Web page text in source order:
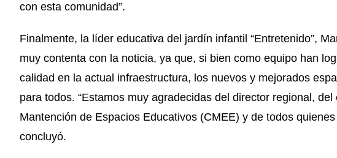
con esta comunidad”.
Finalmente, la líder educativa del jardín infantil “Entretenido”,
muy contenta con la noticia, ya que, si bien como equipo han
calidad en la actual infraestructura, los nuevos y mejorados
para todos. “Estamos muy agradecidas del director regional,
Mantención de Espacios Educativos (CMEE) y de todos
concluyó.